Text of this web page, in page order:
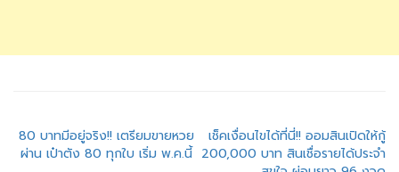
แนะแนว
80 บาทมีอยู่จริง!! เตรียมขายหวย
ผ่าน เป๋าตัง 80 ทุกใบ เริ่ม พ.ค.นี้
เช็คเงื่อนไขได้ที่นี่!! ออมสินเปิดให้กู้
200,000 บาท สินเชื่อรายได้ประจำ